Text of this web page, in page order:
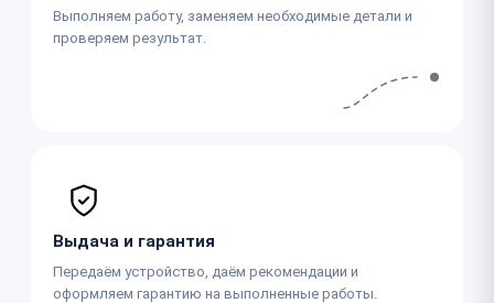
Выполняем работу, заменяем необходимые детали и
проверяем результат.
Выдача и гарантия
Передаём устройство, даём рекомендации и
оформляем гарантию на выполненные работы.